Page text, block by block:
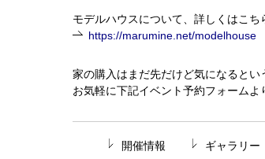
モデルハウスについて、詳しくはこち
https://marumine.net/modelhouse
家の購入はまだ先だけど気になるとい
お気軽に下記イベント予約フォームよ
開催情報 ギャラリー